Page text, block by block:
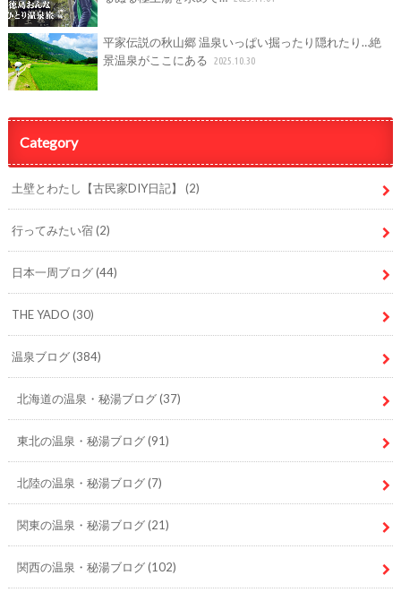
平家伝説の秋山郷 温泉いっぱい掘ったり隠れたり…絶
景温泉がここにある
2025.10.30
Category
土壁とわたし【古民家DIY日記】 (2)
行ってみたい宿(2)
日本一周ブログ(44)
THE YADO (30)
温泉ブログ(384)
北海道の温泉・秘湯ブログ(37)
東北の温泉・秘湯ブログ(91)
北陸の温泉・秘湯ブログ(7)
関東の温泉・秘湯ブログ(21)
関西の温泉・秘湯ブログ(102)